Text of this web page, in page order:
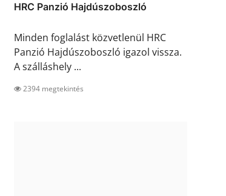
HRC Panzió Hajdúszoboszló
Minden foglalást közvetlenül HRC
Panzió Hajdúszoboszló igazol vissza.
A szálláshely ...
2394 megtekintés